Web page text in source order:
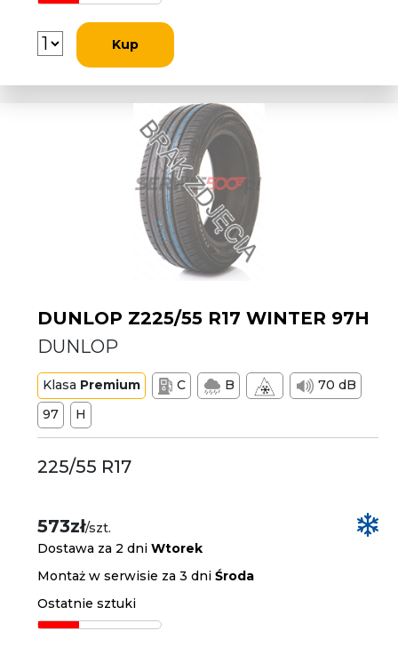
Kup
DUNLOP Z225/55 R17 WINTER 97H
DUNLOP
Klasa Premium C B
70 dB
97
H
225/55 R17
573zł/szt.
Dostawa za 2 dniWtorek
Montaż w serwisie za 3 dniŚroda
Ostatnie sztuki